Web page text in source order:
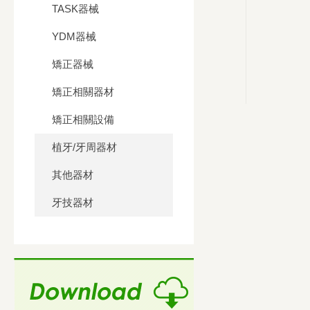
TASK器械
YDM器械
矯正器械
矯正相關器材
矯正相關設備
植牙/牙周器材
其他器材
牙技器材